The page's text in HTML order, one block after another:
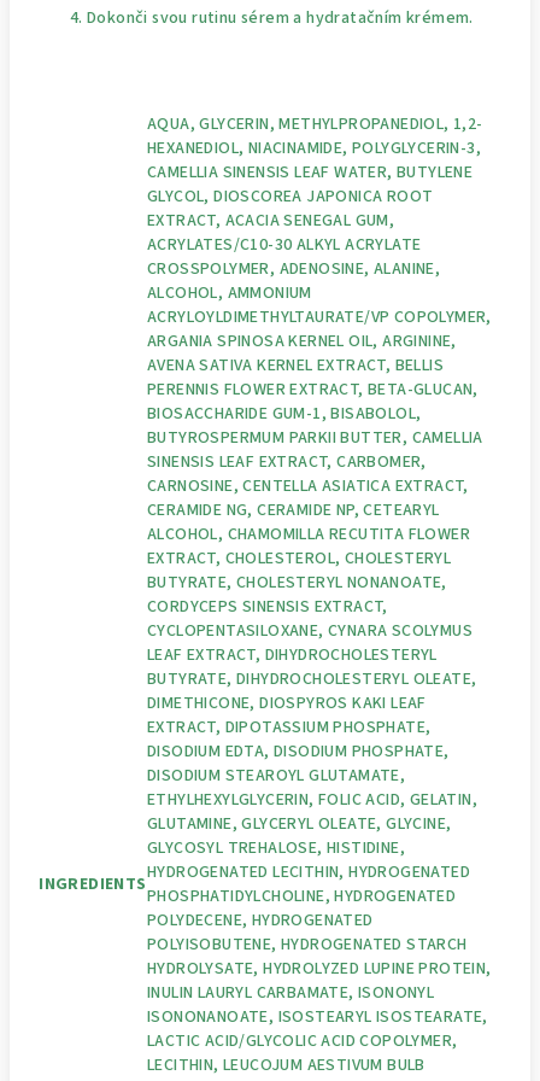
Dokonči svou rutinu sérem a hydratačním krémem.
INGREDIENTS
AQUA, GLYCERIN, METHYLPROPANEDIOL, 1,2-
HEXANEDIOL, NIACINAMIDE, POLYGLYCERIN-3,
CAMELLIA SINENSIS LEAF WATER, BUTYLENE
GLYCOL, DIOSCOREA JAPONICA ROOT
EXTRACT, ACACIA SENEGAL GUM,
ACRYLATES/C10-30 ALKYL ACRYLATE
CROSSPOLYMER, ADENOSINE, ALANINE,
ALCOHOL, AMMONIUM
ACRYLOYLDIMETHYLTAURATE/VP COPOLYMER,
ARGANIA SPINOSA KERNEL OIL, ARGININE,
AVENA SATIVA KERNEL EXTRACT, BELLIS
PERENNIS FLOWER EXTRACT, BETA-GLUCAN,
BIOSACCHARIDE GUM-1, BISABOLOL,
BUTYROSPERMUM PARKII BUTTER, CAMELLIA
SINENSIS LEAF EXTRACT, CARBOMER,
CARNOSINE, CENTELLA ASIATICA EXTRACT,
CERAMIDE NG, CERAMIDE NP, CETEARYL
ALCOHOL, CHAMOMILLA RECUTITA FLOWER
EXTRACT, CHOLESTEROL, CHOLESTERYL
BUTYRATE, CHOLESTERYL NONANOATE,
CORDYCEPS SINENSIS EXTRACT,
CYCLOPENTASILOXANE, CYNARA SCOLYMUS
LEAF EXTRACT, DIHYDROCHOLESTERYL
BUTYRATE, DIHYDROCHOLESTERYL OLEATE,
DIMETHICONE, DIOSPYROS KAKI LEAF
EXTRACT, DIPOTASSIUM PHOSPHATE,
DISODIUM EDTA, DISODIUM PHOSPHATE,
DISODIUM STEAROYL GLUTAMATE,
ETHYLHEXYLGLYCERIN, FOLIC ACID, GELATIN,
GLUTAMINE, GLYCERYL OLEATE, GLYCINE,
GLYCOSYL TREHALOSE, HISTIDINE,
HYDROGENATED LECITHIN, HYDROGENATED
PHOSPHATIDYLCHOLINE, HYDROGENATED
POLYDECENE, HYDROGENATED
POLYISOBUTENE, HYDROGENATED STARCH
HYDROLYSATE, HYDROLYZED LUPINE PROTEIN,
INULIN LAURYL CARBAMATE, ISONONYL
ISONONANOATE, ISOSTEARYL ISOSTEARATE,
LACTIC ACID/GLYCOLIC ACID COPOLYMER,
LECITHIN, LEUCOJUM AESTIVUM BULB